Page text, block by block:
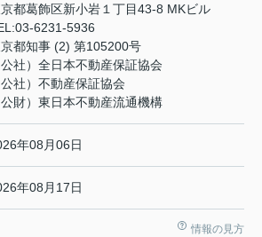
都葛飾区新小岩１丁目43-8 MKビル
03-6231-5936
都知事 (2) 第105200号
公社）全日本不動産保証協会
公社）不動産保証協会
公財）東日本不動産流通機構
年08月06日
年08月17日
情報の見方